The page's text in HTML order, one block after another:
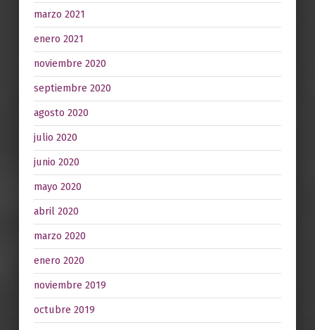
marzo 2021
enero 2021
noviembre 2020
septiembre 2020
agosto 2020
julio 2020
junio 2020
mayo 2020
abril 2020
marzo 2020
enero 2020
noviembre 2019
octubre 2019